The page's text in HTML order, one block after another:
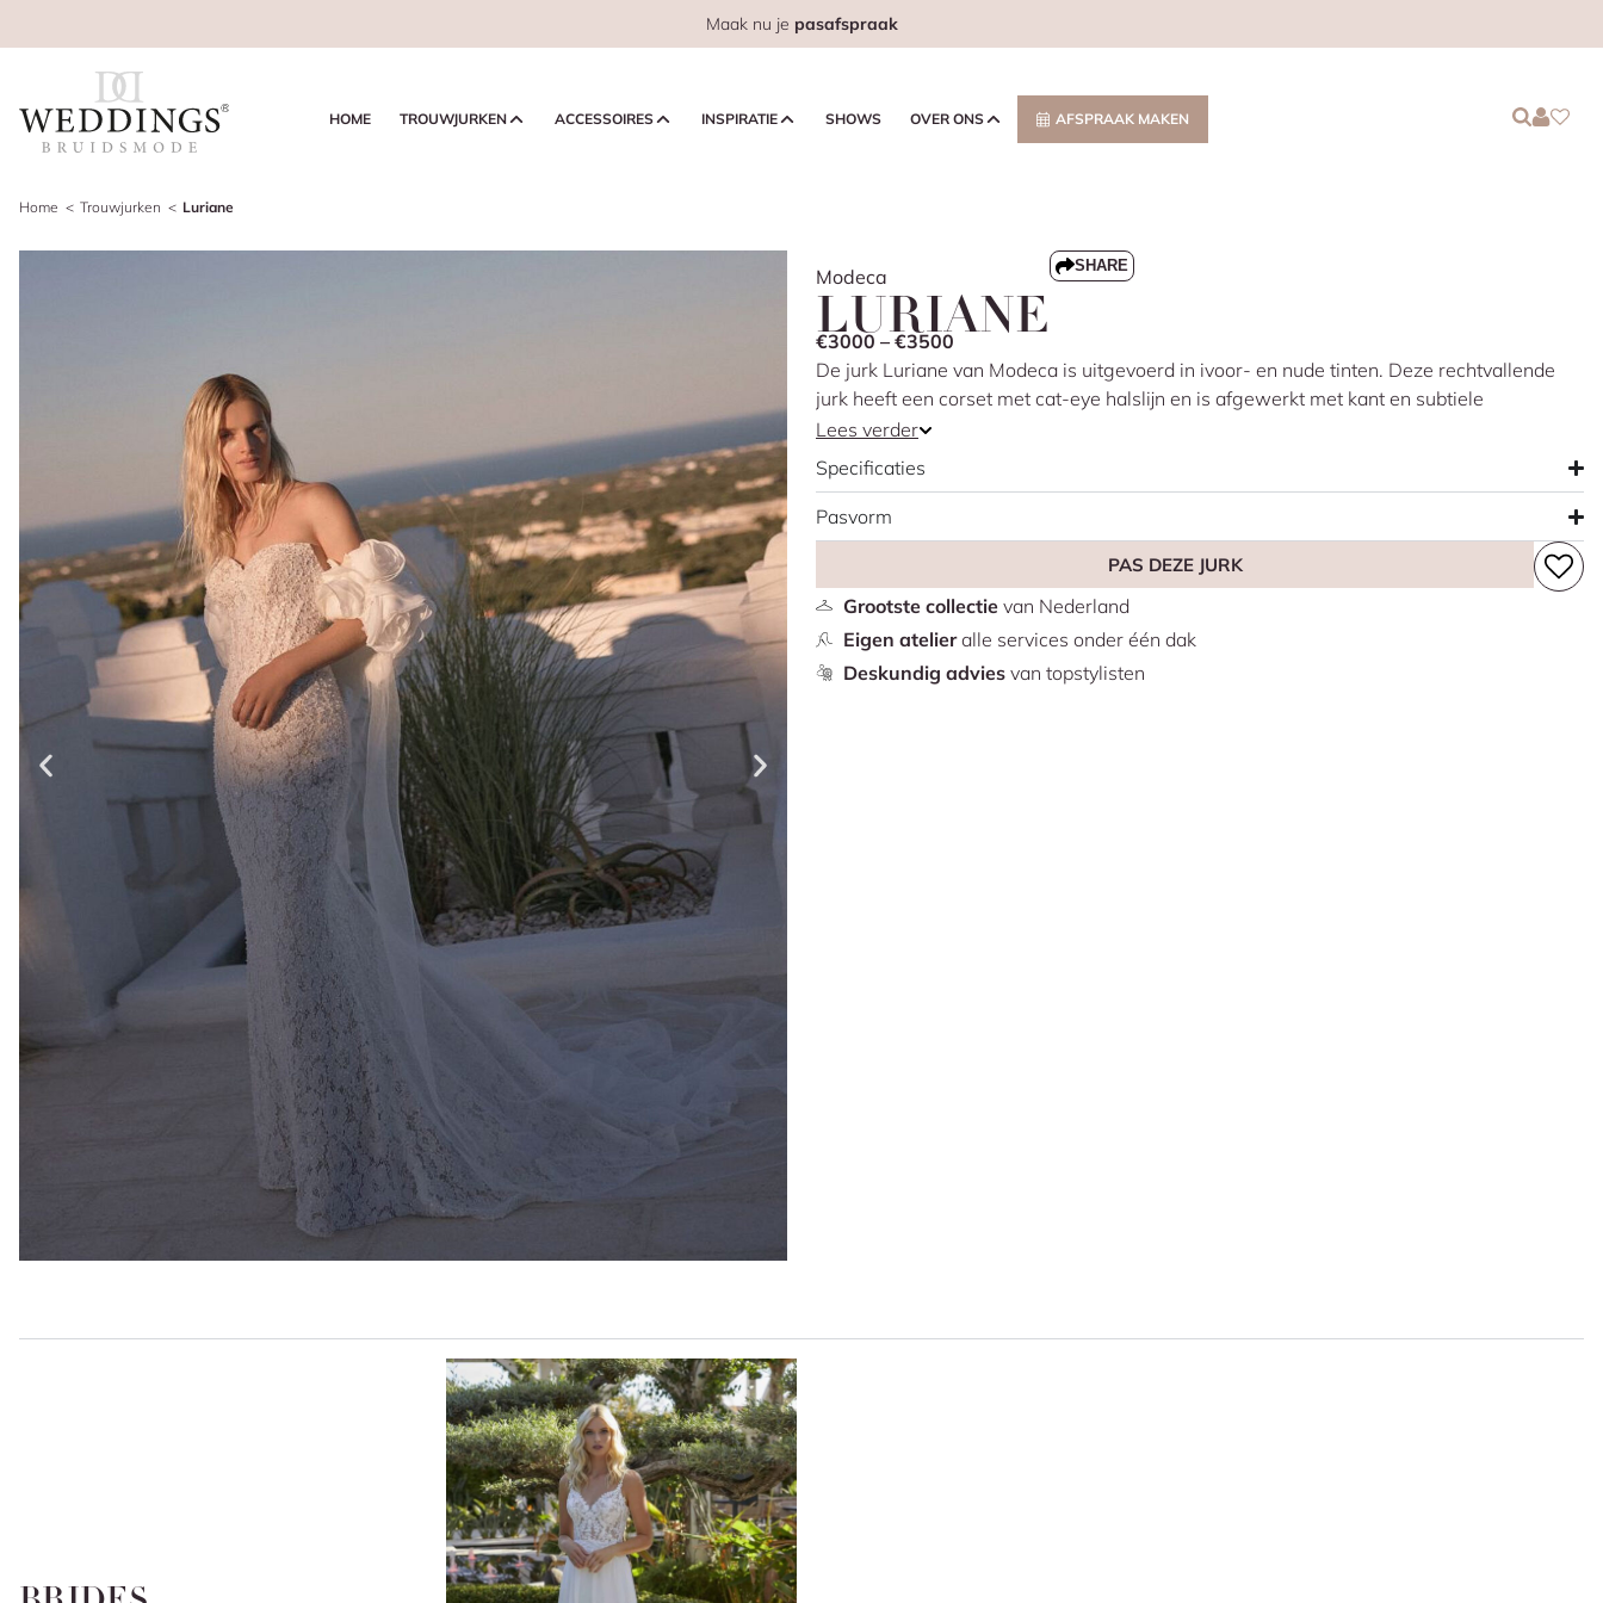
Maak nu je pasafspraak
HOME TROUWJURKEN ACCESSOIRES INSPIRATIE SHOWS OVER ONS AFSPRAAK MAKEN Login
Login
Home Trouwjurken Luriane
Modeca
LURIANE
SHARE
€3000 – €3500
De jurk Luriane van Modeca is uitgevoerd in ivoor- en nude tinten. Deze rechtvallende
jurk heeft een corset met cat-eye halslijn en is afgewerkt met kant en subtiele
pareldetails. De losse bloemenmouw in de vorm van een cape geeft een romantisch
accent, terwijl de sleep zorgt voor een elegante beweging. Het doorschijnende effect
geeft het ontwerp een zachte, sensuele uitstraling.
Lees verder
Specificaties
Pasvorm
PAS DEZE JURK
Grootste collectievan Nederland
Eigen atelieralle services onder één dak
Deskundig adviesvan topstylisten